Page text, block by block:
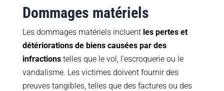
Dommages matériels
Les dommages matériels incluent les pertes et
détériorations de biens causées par des
infractionstelles que le vol, l’escroquerie ou le
vandalisme. Les victimes doivent fournir des
preuves tangibles, telles que des factures ou des